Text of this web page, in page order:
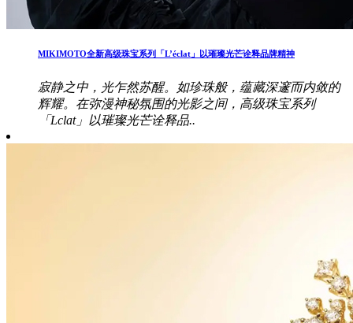
MIKIMOTO全新高级珠宝系列「L’éclat」以璀璨光芒诠释品牌精神
寂静之中，光乍然苏醒。如珍珠般，蕴藏深邃而内敛的
辉耀。在弥漫神秘氛围的光影之间，高级珠宝系列
「Lclat」以璀璨光芒诠释品..